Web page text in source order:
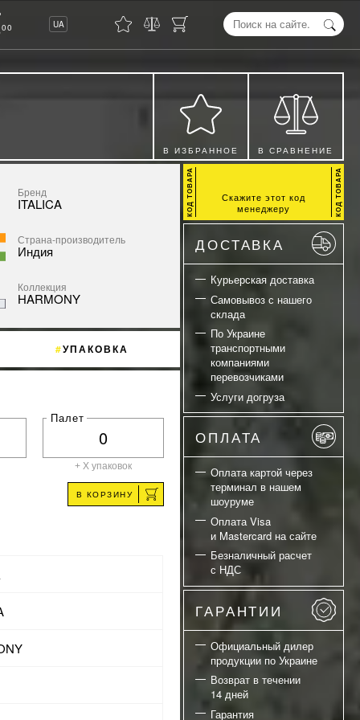
00 UA
В ИЗБРАННОЕ В СРАВНЕНИЕ
Бренд
ITALICA
Страна-производитель
Индия
Коллекция
HARMONY
УПАКОВКА
Палет
+ X упаковок
В КОРЗИНУ
Скажите этот код
менеджеру
ДОСТАВКА
Курьерская доставка
Самовывоз с нашего
склада
По Украине
транспортными
компаниями
перевозчиками
Услуги догруза
ОПЛАТА
Оплата картой через
терминал в нашем
шоуруме
Оплата Visa
и Mastercard на сайте
Безналичный расчет
с НДС
ГАРАНТИИ
Официальный дилер
продукции по Украине
Возврат в течении
14 дней
Гарантия